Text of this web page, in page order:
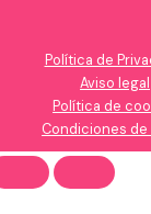
Política de
Aviso legal
Política de
Condiciones de